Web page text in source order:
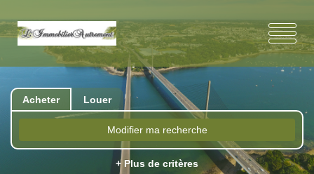
Acheter Louer
Modifier ma recherche
+ Plus de critères